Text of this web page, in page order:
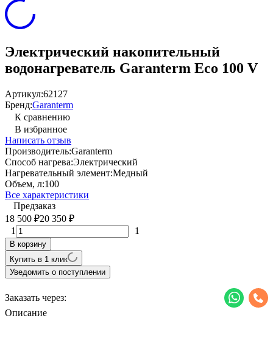
Электрический накопительный
водонагреватель Garanterm Eco 100 V
Артикул:62127
Бренд:Garanterm
К сравнению
В избранное
Написать отзыв
Производитель:Garanterm
Способ нагрева:Электрический
Нагревательный элемент:Медный
Объем, л:100
Все характеристики
Предзаказ
18 500 ₽20 350 ₽
1 1
В корзину
Купить в 1 клик
Уведомить о поступлении
Заказать через:
Описание